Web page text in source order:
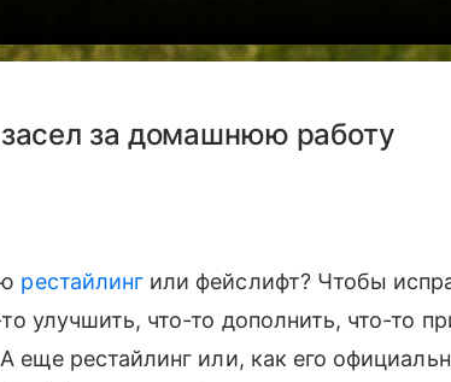
за домашнюю работу
рестайлинг или фейслифт? Чтобы
улучшить, что-то дополнить, что-то
еще рестайлинг или, как его